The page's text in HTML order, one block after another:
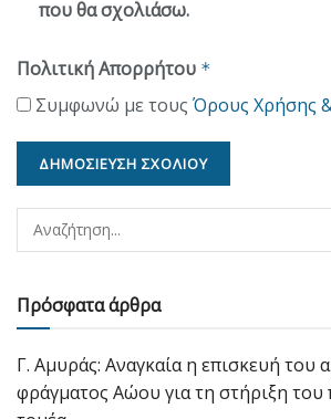
που θα σχολιάσω.
Πολιτική Απορρήτου *
Συμφωνώ με τους Όρους Χρήσης
Πρόσφατα άρθρα
Γ. Αμυράς: Αναγκαία η επισκευή του
φράγματος Αώου για τη στήριξη